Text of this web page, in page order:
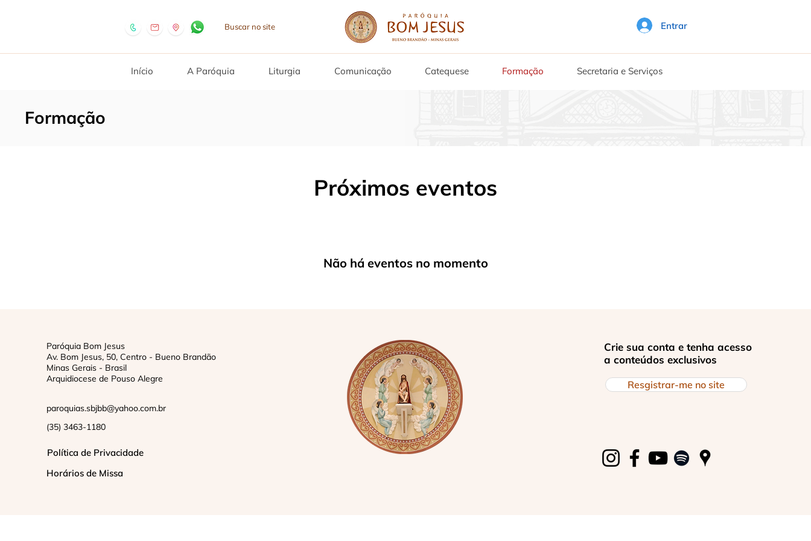
Entrar
Início A Paróquia Liturgia Comunicação Catequese Formação Secretaria e Serviços
Formação
Próximos eventos
Não há eventos no momento
Paróquia Bom Jesus
Av. Bom Jesus, 50, Centro - Bueno Brandão
Minas Gerais - Brasil
Arquidiocese de Pouso Alegre
paroquias.sbjbb@yahoo.com.br
(35) 3463-1180
Política de Privacidade
Horários de Missa
Crie sua conta e tenha acesso
a conteúdos exclusivos
Resgistrar-me no site